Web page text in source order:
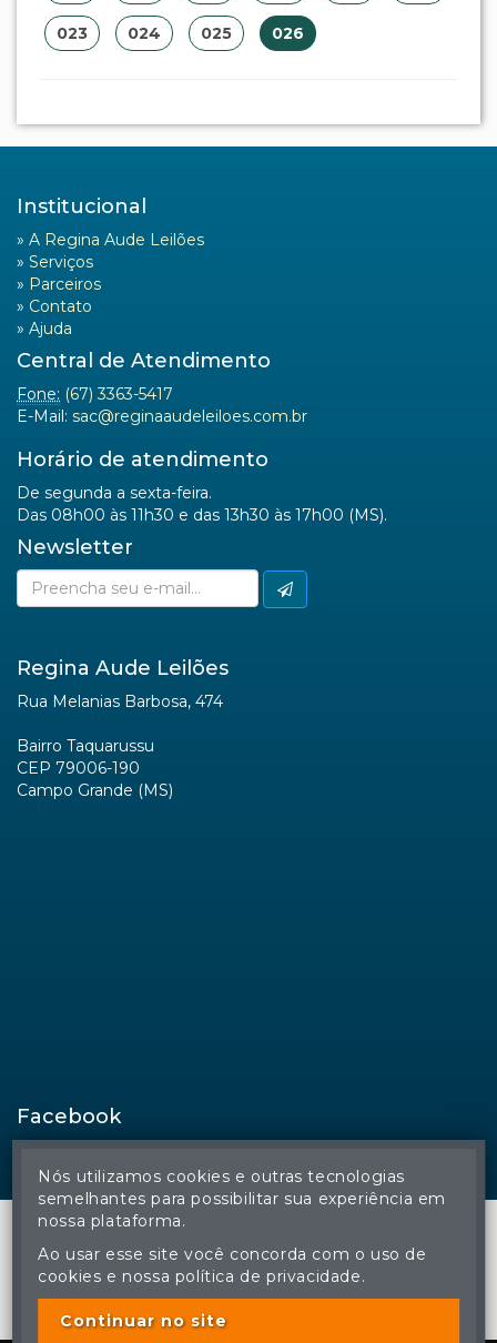
023 024 025 026
Institucional
» A Regina Aude Leilões
» Serviços
» Parceiros
» Contato
» Ajuda
Central de Atendimento
Fone: (67) 3363-5417
E-Mail: sac@reginaaudeleiloes.com.br
Horário de atendimento
De segunda a sexta-feira.
Das 08h00 às 11h30 e das 13h30 às 17h00 (MS).
Newsletter
Regina Aude Leilões
Rua Melanias Barbosa, 474
Bairro Taquarussu
CEP 79006-190
Campo Grande (MS)
Facebook
© Regina Aude Leilões - Todos os direitos reservados
A cópia ou reprodução não autorizada do conteúdo deste site
poderá acarretar em penas previstas em lei.
Nós utilizamos cookies e outras tecnologias
semelhantes para possibilitar sua experiência em
nossa plataforma.
Ao usar esse site você concorda com o uso de
cookies e nossa política de privacidade.
Continuar no site